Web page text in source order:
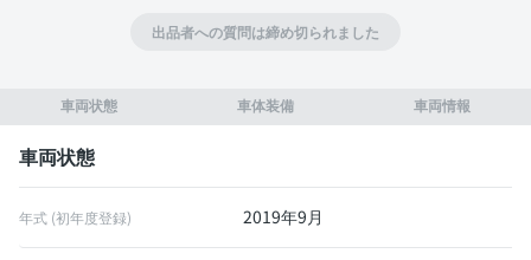
車両状態 車体装備 車両情報
車両状態
年式 (初年度登録) 2019年9月
出品者への質問は締め切られました